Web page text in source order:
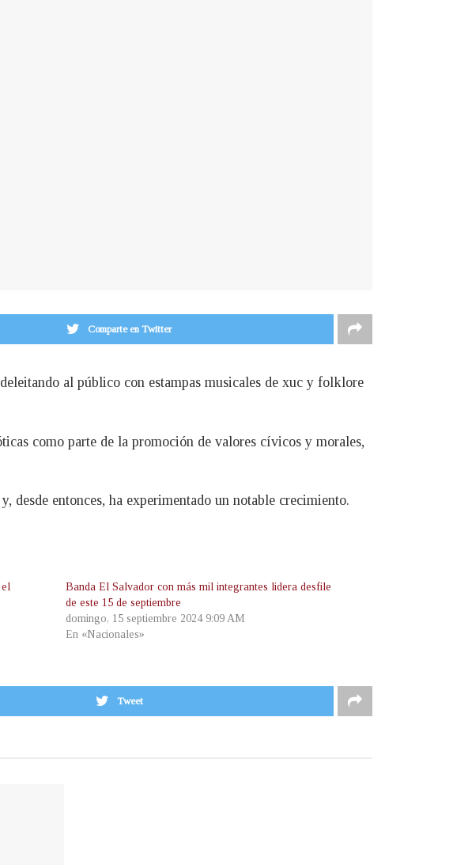
Comparte en Twitter
al público con estampas musicales de xuc y folklore
como parte de la promoción de valores cívicos y morales,
entonces, ha experimentado un notable crecimiento.
el
Banda El Salvador con más mil integrantes lidera desfile
de este 15 de septiembre
domingo, 15 septiembre 2024 9:09 AM
En «Nacionales»
Tweet